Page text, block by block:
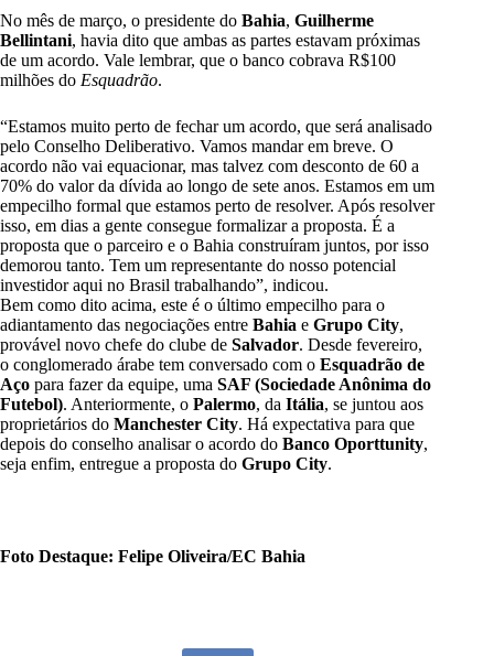
No mês de março, o presidente do Bahia, Guilherme
Bellintani, havia dito que ambas as partes estavam próximas
de um acordo. Vale lembrar, que o banco cobrava R$100
milhões do Esquadrão.
“Estamos muito perto de fechar um acordo, que será analisado
pelo Conselho Deliberativo. Vamos mandar em breve. O
acordo não vai equacionar, mas talvez com desconto de 60 a
70% do valor da dívida ao longo de sete anos. Estamos em um
empecilho formal que estamos perto de resolver. Após resolver
isso, em dias a gente consegue formalizar a proposta. É a
proposta que o parceiro e o Bahia construíram juntos, por isso
demorou tanto. Tem um representante do nosso potencial
investidor aqui no Brasil trabalhando”, indicou.
Bem como dito acima, este é o último empecilho para o
adiantamento das negociações entre Bahia e Grupo City,
provável novo chefe do clube de Salvador. Desde fevereiro,
o conglomerado árabe tem conversado com o Esquadrão de
Aço para fazer da equipe, uma SAF (Sociedade Anônima do
Futebol). Anteriormente, o Palermo, da Itália, se juntou aos
proprietários do Manchester City. Há expectativa para que
depois do conselho analisar o acordo do Banco Oporttunity,
seja enfim, entregue a proposta do Grupo City.
Foto Destaque: Felipe Oliveira/EC Bahia